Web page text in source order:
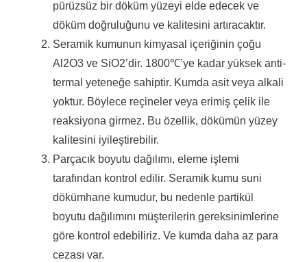
pürüzsüz bir döküm yüzeyi elde edecek ve
döküm doğruluğunu ve kalitesini artıracaktır.
Seramik kumunun kimyasal içeriğinin çoğu
Al2O3 ve SiO2’dir. 1800℃’ye kadar yüksek anti-
termal yeteneğe sahiptir. Kumda asit veya alkali
yoktur. Böylece reçineler veya erimiş çelik ile
reaksiyona girmez. Bu özellik, dökümün yüzey
kalitesini iyileştirebilir.
Parçacık boyutu dağılımı, eleme işlemi
tarafından kontrol edilir. Seramik kumu suni
dökümhane kumudur, bu nedenle partikül
boyutu dağılımını müşterilerin gereksinimlerine
göre kontrol edebiliriz. Ve kumda daha az para
cezası var.